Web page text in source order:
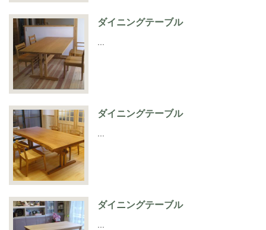
ダイニングテーブル
…
ダイニングテーブル
…
ダイニングテーブル
…